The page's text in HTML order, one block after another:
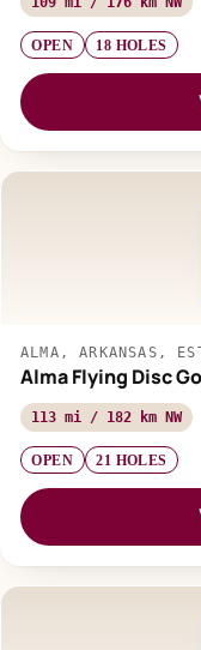
OPEN 18 HOLES
ALMA, ARKANSAS,
Alma Flying Disc
113 mi / 182 km NW
OPEN 21 HOLES